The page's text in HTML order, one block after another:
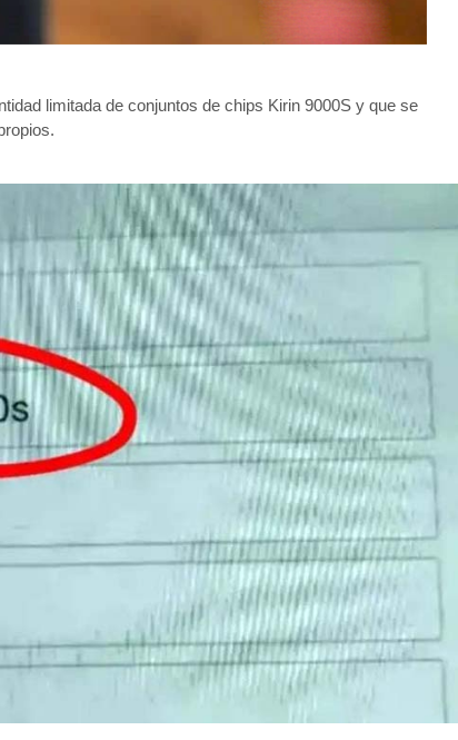
limitada de conjuntos de chips Kirin 9000S y que se